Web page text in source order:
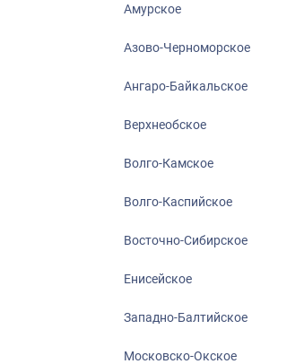
Амурское
Азово-Черноморское
Ангаро-Байкальское
Верхнеобское
Волго-Камское
Волго-Каспийское
Восточно-Сибирское
Енисейское
Западно-Балтийское
Московско-Окское